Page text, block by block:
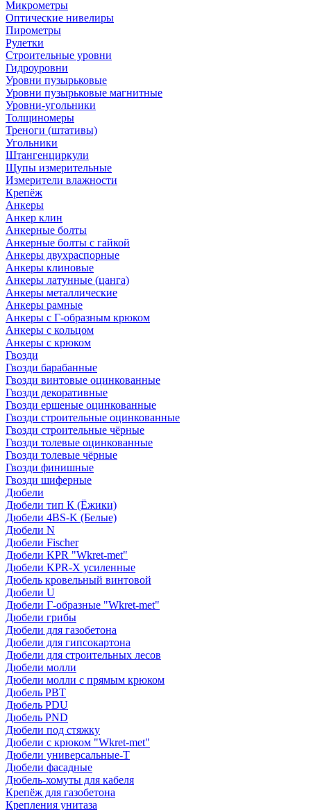
Микрометры
Оптические нивелиры
Пирометры
Рулетки
Строительные уровни
Гидроуровни
Уровни пузырьковые
Уровни пузырьковые магнитные
Уровни-угольники
Толщиномеры
Треноги (штативы)
Угольники
Штангенциркули
Щупы измерительные
Измерители влажности
Крепёж
Анкеры
Анкер клин
Анкерные болты
Анкерные болты с гайкой
Анкеры двухраспорные
Анкеры клиновые
Анкеры латунные (цанга)
Анкеры металлические
Анкеры рамные
Анкеры с Г-образным крюком
Анкеры с кольцом
Анкеры с крюком
Гвозди
Гвозди барабанные
Гвозди винтовые оцинкованные
Гвозди декоративные
Гвозди ершеные оцинкованные
Гвозди строительные оцинкованные
Гвозди строительные чёрные
Гвозди толевые оцинкованные
Гвозди толевые чёрные
Гвозди финишные
Гвозди шиферные
Дюбели
Дюбели тип К (Ёжики)
Дюбели 4BS-K (Белые)
Дюбели N
Дюбели Fischer
Дюбели KPR "Wkret-met"
Дюбели KPR-Х усиленные
Дюбель кровельный винтовой
Дюбели U
Дюбели Г-образные "Wkret-met"
Дюбели грибы
Дюбели для газобетона
Дюбели для гипсокартона
Дюбели для строительных лесов
Дюбели молли
Дюбели молли с прямым крюком
Дюбель PBT
Дюбель PDU
Дюбель PND
Дюбели под стяжку
Дюбели с крюком "Wkret-met"
Дюбели универсальные-Т
Дюбели фасадные
Дюбель-хомуты для кабеля
Крепёж для газобетона
Крепления унитаза